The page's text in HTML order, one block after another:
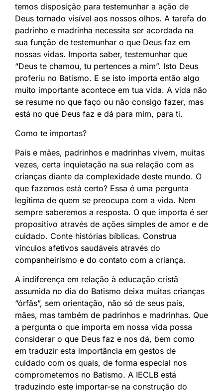
temos disposição para testemunhar a ação de
Deus tornado visível aos nossos olhos. A tarefa do
padrinho e madrinha necessita ser acordada na
sua função de testemunhar o que Deus faz em
nossas vidas. Importa saber, testemunhar que
“Deus te chamou, tu pertences a mim”. Isto Deus
proferiu no Batismo. E se isto importa então algo
muito importante acontece em tua vida. A vida não
se resume no que faço ou não consigo fazer, mas
está no que Deus faz e dá para mim, para ti.
Como te importas?
Pais e mães, padrinhos e madrinhas vivem, muitas
vezes, certa inquietação na sua relação com as
crianças diante da complexidade deste mundo. O
que fazemos está certo? Essa é uma pergunta
legítima de quem se preocupa com a vida. Nem
sempre saberemos a resposta. O que importa é ser
propositivo através de ações simples de amor e de
cuidado. Conte histórias bíblicas. Construa
vínculos afetivos saudáveis através do
companheirismo e do contato com a criança.
A indiferença em relação à educação cristã
assumida no dia do Batismo deixa muitas crianças
“órfãs”, sem orientação, não só de seus pais,
mães, mas também de padrinhos e madrinhas. Que
a pergunta o que importa em nossa vida possa
considerar o que Deus faz e nos dá, bem como
em traduzir esta importância em gestos de
cuidado com os quais, de forma especial nos
comprometemos no Batismo. A IECLB está
traduzindo este importar-se na construção do